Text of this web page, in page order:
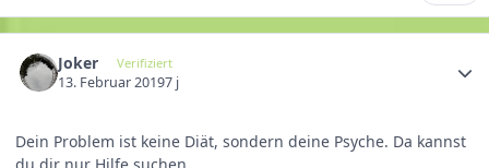
Joker Verifiziert
13. Februar 20197 j
Dein Problem ist keine Diät, sondern deine Psyche. Da kannst